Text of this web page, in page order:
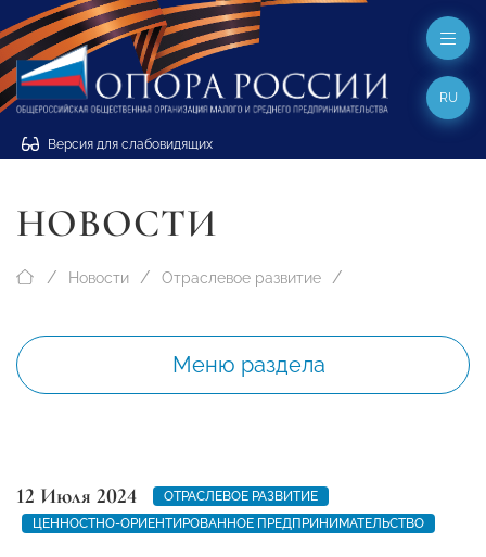
Версия для слабовидящих
RU
НОВОСТИ
Новости Отраслевое развитие
Меню раздела
12 Июля 2024
ОТРАСЛЕВОЕ РАЗВИТИЕ
ЦЕННОСТНО-ОРИЕНТИРОВАННОЕ ПРЕДПРИНИМАТЕЛЬСТВО